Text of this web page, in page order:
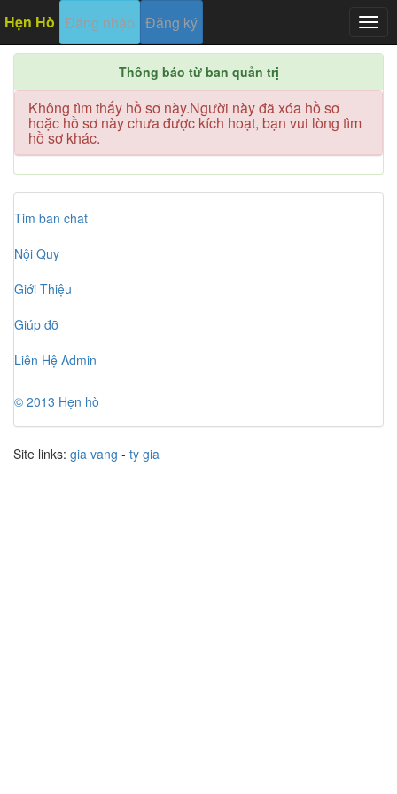
Hẹn Hò Đăng nhập Đăng ký
Thông báo từ ban quản trị
Không tìm thấy hồ sơ này.Người này đã xóa hồ sơ
hoặc hồ sơ này chưa được kích hoạt, bạn vui lòng tìm
hồ sơ khác.
Tim ban chat
Nội Quy
Giới Thiệu
Giúp đỡ
Liên Hệ Admin
© 2013 Hẹn hò
Site links: gia vang - ty gia